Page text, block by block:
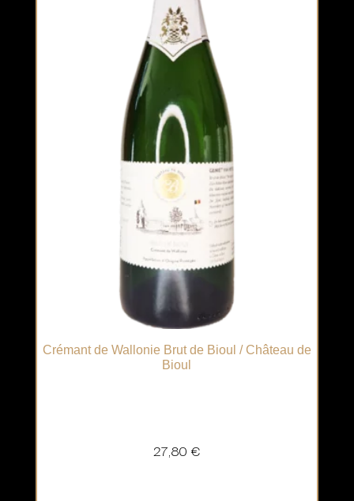
Crémant de Wallonie Brut de Bioul / Château de
Bioul
27,80 €